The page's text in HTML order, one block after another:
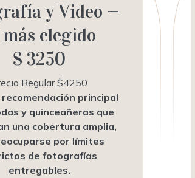
y Video —
elegido
$ 3250
Regular $4250
principal
y quinceañeras que
una cobertura amplia,
por límites
de fotografías
entregables.